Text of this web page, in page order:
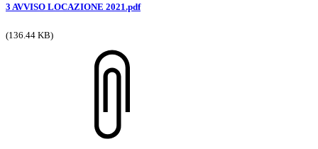
3 AVVISO LOCAZIONE 2021.pdf
(136.44 KB)